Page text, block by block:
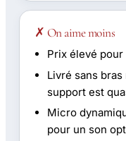
✗ On aime moins
Prix élevé
Livré sans
support est
Micro
pour un son